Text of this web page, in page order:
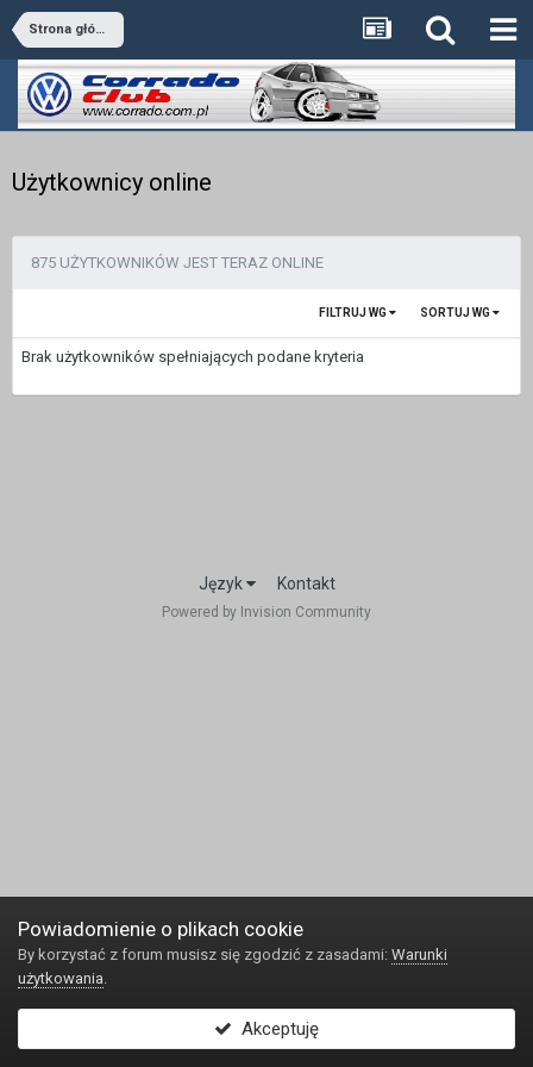
Strona główna
Użytkownicy online
875 UŻYTKOWNIKÓW JEST TERAZ ONLINE
SORTUJ WG
FILTRUJ WG
Brak użytkowników spełniających podane kryteria
Język Kontakt
Powered by Invision Community
Powiadomienie o plikach cookie
By korzystać z forum musisz się zgodzić z zasadami: Warunki
użytkowania.
Akceptuję